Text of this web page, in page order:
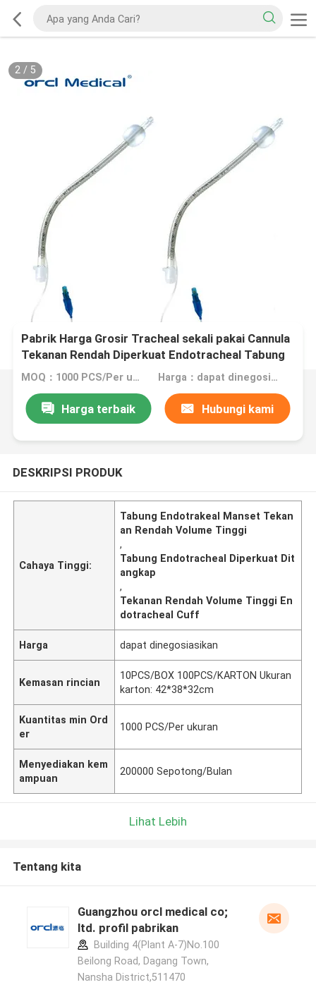
2/ 5
Pabrik Harga Grosir Tracheal sekali pakai Cannula
Tekanan Rendah Diperkuat Endotracheal Tabung
Dengan Bantal
MOQ：1000 PCS/Per ukuran Harga：dapat dinegosiasikan
Harga terbaik Hubungi kami
DESKRIPSI PRODUK
Cahaya Tinggi:
Tabung Endotrakeal Manset Tekan
an Rendah Volume Tinggi
,
Tabung Endotracheal Diperkuat Dit
angkap
,
Tekanan Rendah Volume Tinggi En
dotracheal Cuff
Harga dapat dinegosiasikan
Kemasan rincian
10PCS/BOX 100PCS/KARTON Ukuran
karton: 42*38*32cm
Kuantitas min Ord
er
1000 PCS/Per ukuran
Menyediakan kem
ampuan
200000 Sepotong/Bulan
Lihat Lebih
Tentang kita
Guangzhou orcl medical co;
ltd. profil pabrikan
Building 4(Plant A-7)No.100
Beilong Road, Dagang Town,
Nansha District,511470